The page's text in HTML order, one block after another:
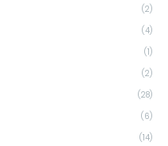
(2)
(4)
(1)
(2)
(28)
(6)
(14)